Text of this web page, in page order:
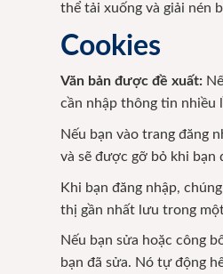
thể tải xuống và giải nén
Cookies
Văn bản được đề xuất:
cần nhập thông tin nhiều
Nếu bạn vào trang đăng
và sẽ được gỡ bỏ khi bạn
Khi bạn đăng nhập,
thị gần nhất lưu trong
Nếu bạn sửa hoặc công
bạn đã sửa. Nó tự động